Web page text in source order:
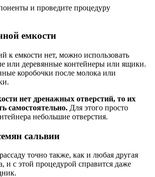
и проведите процедуру
емкости
к емкости нет, можно использовать
или деревянные контейнеры или ящики.
коробочки после молока или
нет дренажных отверстий, то их
самостоятельно. Для этого просто
небольшие отверстия.
сальвии
точно также, как и любая другая
и с этой процедурой справится даже